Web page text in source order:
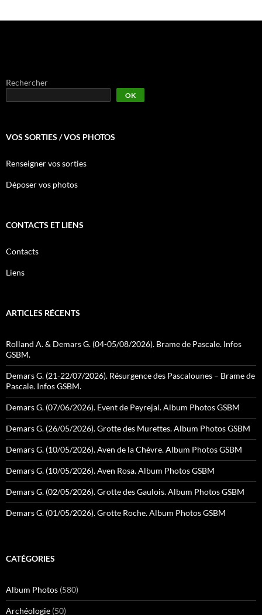
Rechercher
OK
VOS SORTIES / VOS PHOTOS
Renseigner vos sorties
Déposer vos photos
CONTACTS ET LIENS
Contacts
Liens
ARTICLES RÉCENTS
Rolland A. & Demars G. (04-05/08/2026). Brame de Pascale. Infos
GSBM.
Demars G. (21-22/07/2026). Résurgence des Pascalounes – Brame de
Pascale. Infos GSBM.
Demars G. (07/06/2026). Event de Peyrejal. Album Photos GSBM
Demars G. (26/05/2026). Grotte des Murettes. Album Photos GSBM
Demars G. (10/05/2026). Aven de la Chèvre. Album Photos GSBM
Demars G. (10/05/2026). Aven Rosa. Album Photos GSBM
Demars G. (02/05/2026). Grotte des Gaulois. Album Photos GSBM
Demars G. (01/05/2026). Grotte Roche. Album Photos GSBM
CATÉGORIES
Album Photos (580)
Archéologie (50)